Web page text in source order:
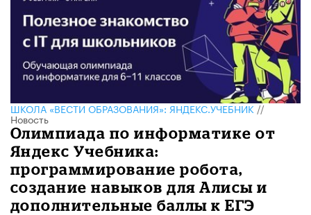
ШКОЛА «ВЕСТИ ОБРАЗОВАНИЯ»: ЯНДЕКС.УЧЕБНИК//
Новость
Олимпиада по информатике от
Яндекс Учебника:
программирование робота,
создание навыков для Алисы и
дополнительные баллы к ЕГЭ